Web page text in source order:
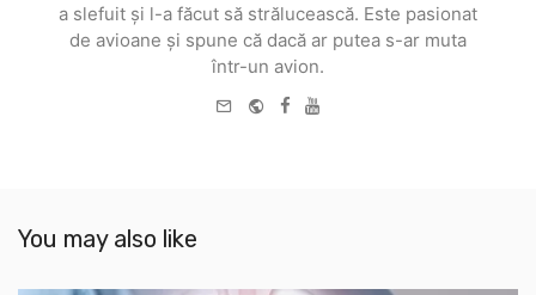
a slefuit și l-a făcut să strălucească. Este pasionat
de avioane și spune că dacă ar putea s-ar muta
într-un avion.
e-
WebsiteFacebook
You may also like